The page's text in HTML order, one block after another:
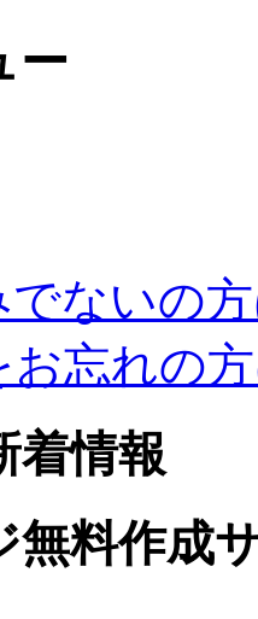
ー
ないの
忘れの
着情報
無料作成